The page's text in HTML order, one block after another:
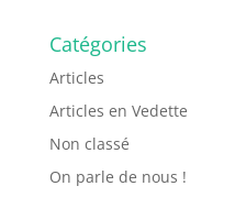
Catégories
Articles
Articles en Vedette
Non classé
On parle de nous !